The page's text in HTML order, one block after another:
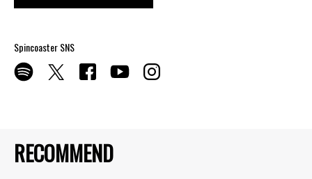
RECOMMEND
Spincoaster SNS